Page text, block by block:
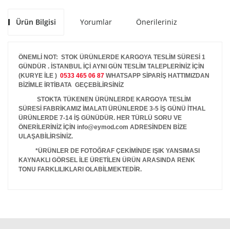
Ürün Bilgisi Yorumlar Önerileriniz
ÖNEMLİ NOT: STOK ÜRÜNLERDE KARGOYA TESLİM SÜRESİ 1
GÜNDÜR . İSTANBUL İÇİ AYNI GÜN TESLİM TALEPLERİNİZ İÇİN
(KURYE İLE ) 0533 465 06 87 WHATSAPP SİPARİŞ HATTIMIZDAN
BİZİMLE İRTİBATA GEÇEBİLİRSİNİZ
STOKTA TÜKENEN ÜRÜNLERDE KARGOYA TESLİM
SÜRESİ FABRİKAMIZ İMALATI ÜRÜNLERDE 3-5 İŞ GÜNÜ İTHAL
ÜRÜNLERDE 7-14 İŞ GÜNÜDÜR. HER TÜRLÜ SORU VE
ÖNERİLERİNİZ İÇİN info@eymod.com ADRESİNDEN BİZE
ULAŞABİLİRSİNİZ.
*ÜRÜNLER DE FOTOĞRAF ÇEKİMİNDE IŞIK YANSIMASI
KAYNAKLI GÖRSEL İLE ÜRETİLEN ÜRÜN ARASINDA RENK
TONU FARKLILIKLARI OLABİLMEKTEDİR.